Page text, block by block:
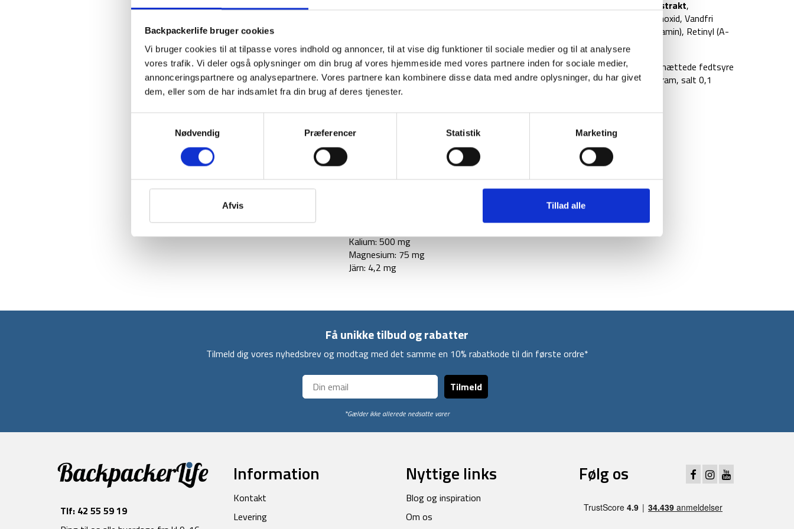
Backpackerlife bruger cookies
Vi bruger cookies til at tilpasse vores indhold og annoncer, til at vise dig funktioner til sociale medier og til at analysere
vores trafik. Vi deler også oplysninger om din brug af vores hjemmeside med vores partnere inden for sociale medier,
annonceringspartnere og analysepartnere. Vores partnere kan kombinere disse data med andre oplysninger, du har givet
dem, eller som de har indsamlet fra din brug af deres tjenester.
Nødvendig
Præferencer Statistik Marketing
Afvis Tillad alle
bygmaltekstrakt,
dikaliumfosfat, kaliumchlorid, Tricalciumphosphat, Calciumcarbonat, Magnesiumoxid, Vandfri
dextrose, ascorbinsyre (C-vitamin), jernsulfat, DL-alfa-tocopherylacetat (E-vitamin), Retinyl (A-
vitamin) acetat, Cholecalciferol (Vitamin D3), Cyanocobalamin (Vitamin B12).
Nødrationen indeholder per 100 gram: 1925kJ/460kcal, fedt 18,5 gram, heraf mættede fedtsyre
17,1 gram, kulhydrater 60,2 gram, heraf sukkerarter 18,3 gram, protein 13,4 gram, salt 0,1
gram.
Vitaminer per 100 g:
vitamin A : 160 mcg
vitamin D3: 1 mcg
vitamin B12: 0,5 mcg
Kalium: 500 mg
Magnesium: 75 mg
Järn: 4,2 mg
Få unikke tilbud og rabatter
Tilmeld dig vores nyhedsbrev og modtag med det samme en 10% rabatkode til din første ordre*
Tilmeld
*Gælder ikke allerede nedsatte varer
Tlf: 42 55 59 19
Information
Kontakt
Levering
Nyttige links
Blog og inspiration
Om os
Følg os